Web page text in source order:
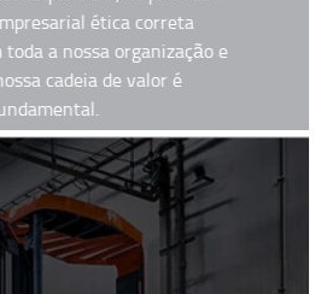
ética correta
a nossa organização e
cadeia de valor é
de governança